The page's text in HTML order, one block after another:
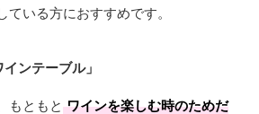
いる方におすすめです。
ンテーブル」
もともと ワインを楽しむ時のためだ